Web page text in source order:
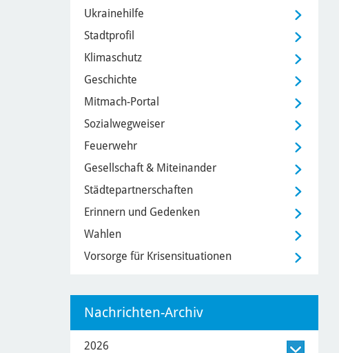
Ukrainehilfe
Stadtprofil
Klimaschutz
Geschichte
Mitmach-Portal
Sozialwegweiser
Feuerwehr
Gesellschaft & Miteinander
Städtepartnerschaften
Erinnern und Gedenken
Wahlen
Vorsorge für Krisensituationen
Nachrichten-Archiv
2026